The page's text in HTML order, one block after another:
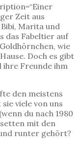
Zeit aus
Marita und
das Fabeltier auf
wie
Doch es gibt
ihre Freunde ihm
den meistens
viele von uns
du nach 1980
mit den
runter gehört?